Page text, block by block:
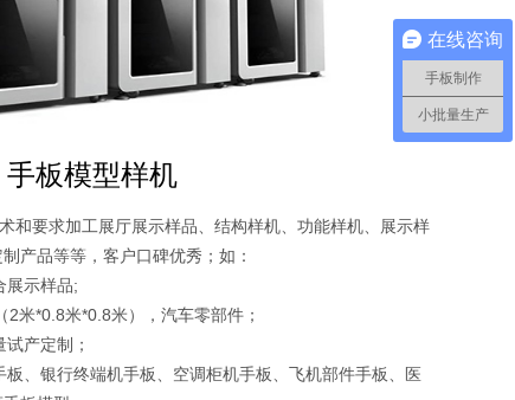
手板模型样机
和要求加工展厅展示样品、结构样机、功能样机、展示样
产品等等，客户口碑优秀；如：
展示样品;
米*0.8米*0.8米），汽车零部件；
产定制；
、银行终端机手板、空调柜机手板、飞机部件手板、医
在线咨询
手板制作
小批量生产